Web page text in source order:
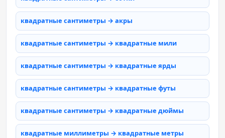
квадратные сантиметры → акры
квадратные сантиметры → квадратные мили
квадратные сантиметры → квадратные ярды
квадратные сантиметры → квадратные футы
квадратные сантиметры → квадратные дюймы
квадратные миллиметры → квадратные метры